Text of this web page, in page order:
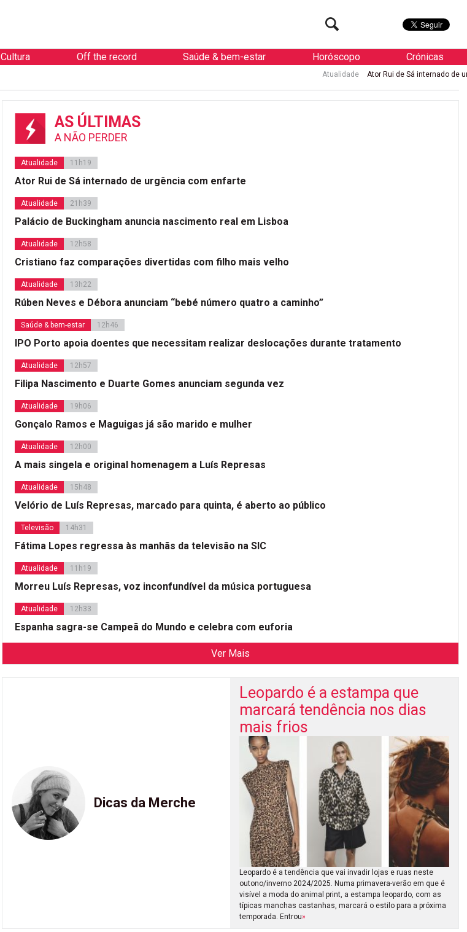
Cultura Off the record Saúde & bem-estar Horóscopo Crónicas
Ator Rui de Sá internado de urgência com enfarte
AS ÚLTIMAS
A NÃO PERDER
Atualidade 11h19
Ator Rui de Sá internado de urgência com enfarte
Atualidade 21h39
Palácio de Buckingham anuncia nascimento real em Lisboa
Atualidade 12h58
Cristiano faz comparações divertidas com filho mais velho
Atualidade 13h22
Rúben Neves e Débora anunciam “bebé número quatro a caminho”
Saúde & bem-estar 12h46
IPO Porto apoia doentes que necessitam realizar deslocações durante tratamento
Atualidade 12h57
Filipa Nascimento e Duarte Gomes anunciam segunda vez
Atualidade 19h06
Gonçalo Ramos e Maguigas já são marido e mulher
Atualidade 12h00
A mais singela e original homenagem a Luís Represas
Atualidade 15h48
Velório de Luís Represas, marcado para quinta, é aberto ao público
Televisão 14h31
Fátima Lopes regressa às manhãs da televisão na SIC
Atualidade 11h19
Morreu Luís Represas, voz inconfundível da música portuguesa
Atualidade 12h33
Espanha sagra-se Campeã do Mundo e celebra com euforia
Ver Mais
Dicas da Merche
Leopardo é a estampa que
marcará tendência nos dias
mais frios
Leopardo é a tendência que vai invadir lojas e ruas neste
outono/inverno 2024/2025. Numa primavera-verão em que é
visível a moda do animal print, a estampa leopardo, com as
típicas manchas castanhas, marcará o estilo para a próxima
temporada. Entrou»